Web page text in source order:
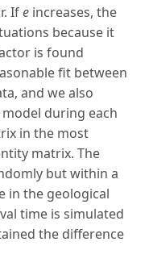
Ife increases, the
because it
is found
fit between
and we also
during each
in the most
matrix. The
but within a
in the geological
time is simulated
the difference